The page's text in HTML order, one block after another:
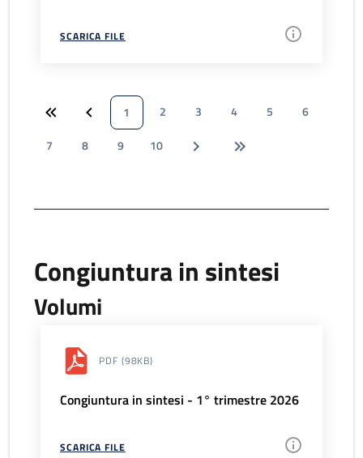
SCARICA FILE
1 2 3 4 5
6
7
8 9 10
Congiuntura in sintesi
Volumi
PDF (98KB)
Congiuntura in sintesi - 1° trimestre 2026
SCARICA FILE